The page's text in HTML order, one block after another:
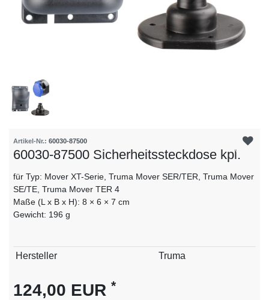
Artikel-Nr.: 60030-87500
60030-87500 Sicherheitssteckdose kpl.
für Typ: Mover XT-Serie, Truma Mover SER/TER, Truma Mover
SE/TE, Truma Mover TER 4
Maße (L x B x H): 8 × 6 × 7 cm
Gewicht: 196 g
Technisches
Wert
Hersteller Truma
124,00 EUR *